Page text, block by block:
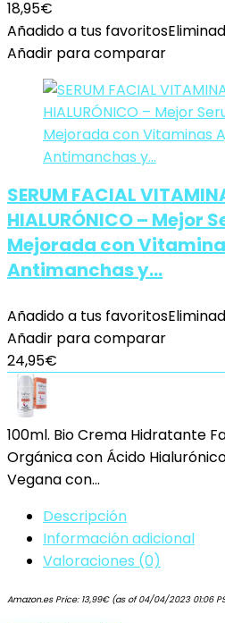
18,95€
Añadido a tus favoritos
Añadir para comparar
SERUM FACIAL
HIALURÓNICO – Mejor
Mejorada con
Antimanchas y…
Añadido a tus favoritos
Añadir para comparar
24,95€
100ml. Bio Crema Hidratante
Orgánica con Ácido
Vegana con…
Descripción
Información adicional
Valoraciones (0)
Amazon.es Price: 13,99€(as of 04/04/2023 01:06